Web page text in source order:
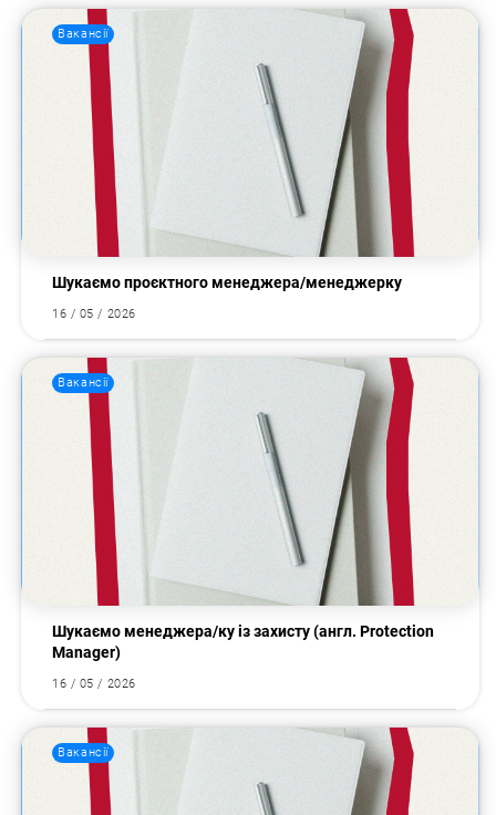
Пошук за запитом:
Вакансії
Шукаємо проєктного менеджера/менеджерку
16 / 05 / 2026
Вакансії
Шукаємо менеджера/ку із захисту (англ. Protection
Manager)
16 / 05 / 2026
Вакансії